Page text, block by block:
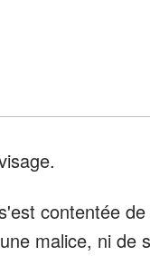
contentée
malice, ni de